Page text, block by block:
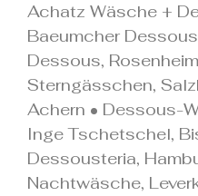
Achatz Wäsche +
Baeumcher
Dessous,
Sterngässchen,
Achern • Dessous-
Inge Tschetschel,
Dessousteria,
Nachtwäsche,